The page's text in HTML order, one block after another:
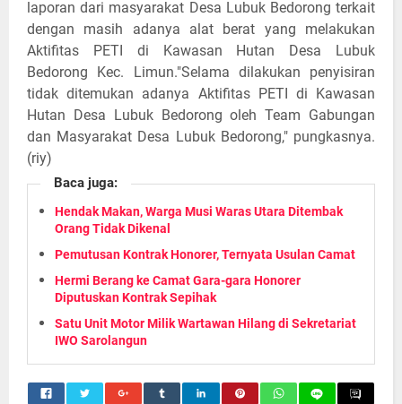
laporan dari masyarakat Desa Lubuk Bedorong terkait
dengan masih adanya alat berat yang melakukan
Aktifitas PETI di Kawasan Hutan Desa Lubuk
Bedorong Kec. Limun."Selama dilakukan penyisiran
tidak ditemukan adanya Aktifitas PETI di Kawasan
Hutan Desa Lubuk Bedorong oleh Team Gabungan
dan Masyarakat Desa Lubuk Bedorong," pungkasnya.
(riy)
Baca juga:
Hendak Makan, Warga Musi Waras Utara Ditembak
Orang Tidak Dikenal
Pemutusan Kontrak Honorer, Ternyata Usulan Camat
Hermi Berang ke Camat Gara-gara Honorer
Diputuskan Kontrak Sepihak
Satu Unit Motor Milik Wartawan Hilang di Sekretariat
IWO Sarolangun